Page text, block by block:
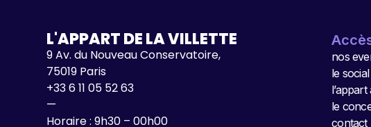
L'APPART DE LA VILLETTE
9 Av. du Nouveau Conservatoire,
75019 Paris
+33 6 11 05 52 63
—
Horaire : 9h30 – 00h00
nos
le
le
contact